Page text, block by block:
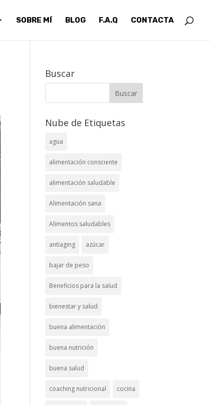
SOBRE MÍ BLOG F.A.Q CONTACTA
Buscar
Nube de Etiquetas
agua
alimentación consciente
alimentación saludable
Alimentación sana
Alimentos saludables
antiaging azúcar
bajar de peso
Beneficios para la salud
bienestar y salud
buena alimentación
buena nutrición
buena salud
coaching nutricional cocina